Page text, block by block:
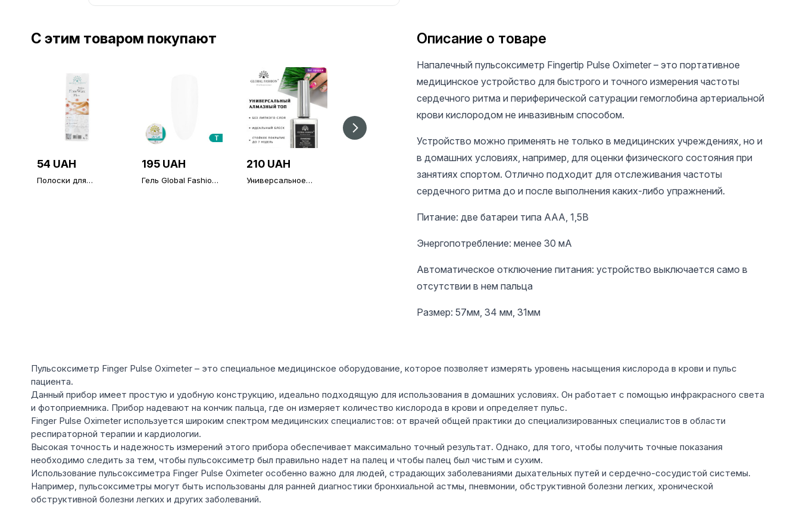
С этим товаром покупают
54 UAH
Полоски для
195 UAH
Гель Global Fashion
210 UAH
Универсальное
верхнее покрытие
303 UAH
Универсальное
верхнее покрытие
без липкого слоя
Fashion TOP-
140 UAH
Slip Solution –
жидкость для
60 мл
250 UAH
Обезжириватель 3
в 1, 500 мл.
Описание о товаре
Напалечный пульсоксиметр Fingertip Pulse Oximeter – это портативное
медицинское устройство для быстрого и точного измерения частоты
сердечного ритма и периферической сатурации гемоглобина артериальной
крови кислородом не инвазивным способом.
Устройство можно применять не только в медицинских учреждениях, но и
в домашних условиях, например, для оценки физического состояния при
занятиях спортом. Отлично подходит для отслеживания частоты
сердечного ритма до и после выполнения каких-либо упражнений.
Питание: две батареи типа ААА, 1,5В
Энергопотребление: менее 30 мА
Автоматическое отключение питания: устройство выключается само в
отсутствии в нем пальца
Размер: 57мм, 34 мм, 31мм
Пульсоксиметр Finger Pulse Oximeter – это специальное медицинское оборудование, которое позволяет измерять уровень насыщения кислорода в крови и пульс
пациента.
Данный прибор имеет простую и удобную конструкцию, идеально подходящую для использования в домашних условиях. Он работает с помощью инфракрасного света
и фотоприемника. Прибор надевают на кончик пальца, где он измеряет количество кислорода в крови и определяет пульс.
Finger Pulse Oximeter используется широким спектром медицинских специалистов: от врачей общей практики до специализированных специалистов в области
респираторной терапии и кардиологии.
Высокая точность и надежность измерений этого прибора обеспечивает максимально точный результат. Однако, для того, чтобы получить точные показания
необходимо следить за тем, чтобы пульсоксиметр был правильно надет на палец и чтобы палец был чистым и сухим.
Использование пульсоксиметра Finger Pulse Oximeter особенно важно для людей, страдающих заболеваниями дыхательных путей и сердечно-сосудистой системы.
Например, пульсоксиметры могут быть использованы для ранней диагностики бронхиальной астмы, пневмонии, обструктивной болезни легких, хронической
обструктивной болезни легких и других заболеваний.